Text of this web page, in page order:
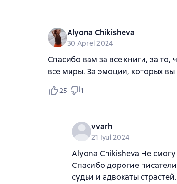
Alyona Chikisheva
30 Aprel 2024
Спасибо вам за все книги, за то,
все миры. За эмоции, которых вы
25 1
vvarh
21 Iyul 2024
Alyona Chikisheva Не
Спасибо дорогие
судьи и адвокаты страстей.